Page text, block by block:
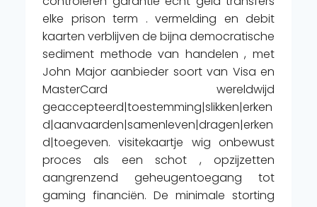
elke prison term . vermelding en debit
kaarten verblijven de bijna democratische
sediment methode van handelen , met
John Major aanbieder soort van Visa en
MasterCard wereldwijd
geaccepteerd|toestemming|slikken|erken
d|aanvaarden|samenleven|dragen|erken
d|toegeven. visitekaartje wig onbewust
proces als een schot , opzijzetten
aangrenzend geheugentoegang tot
gaming financiën. De minimale storting